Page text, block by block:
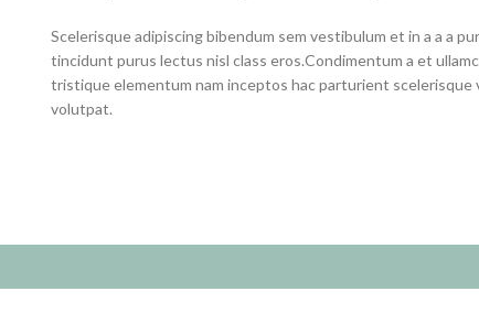
Scelerisque adipiscing bibendum sem vestibulum et in a a a
tincidunt purus lectus nisl class eros.Condimentum a et
tristique elementum nam inceptos hac parturient scelerisque
volutpat.